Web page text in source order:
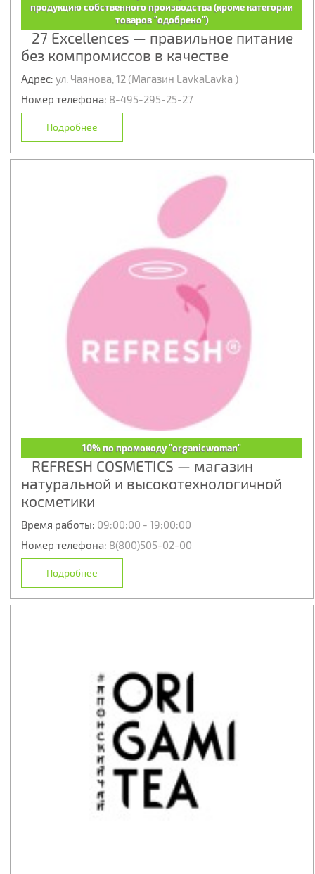
продукцию собственного производства (кроме категории
товаров "одобрено")
27 Excellences — правильное питание
без компромиссов в качестве
Адрес: ул. Чаянова, 12 (Магазин LavkaLavka )
Номер телефона: 8-495-295-25-27
Подробнее
10% по промокоду "organicwoman"
REFRESH COSMETICS — магазин
натуральной и высокотехнологичной
косметики
Время работы: 09:00:00 - 19:00:00
Номер телефона: 8(800)505-02-00
Подробнее